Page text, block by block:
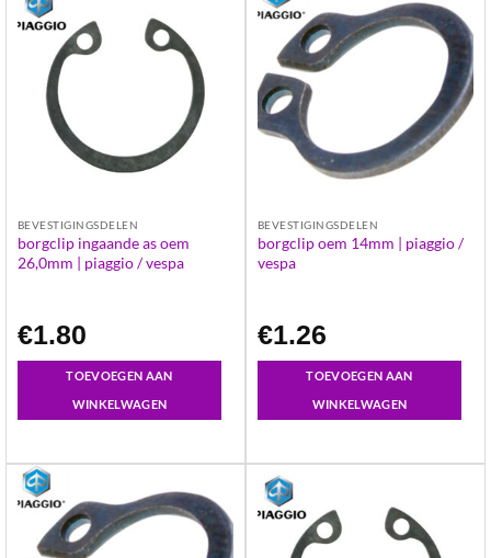
BEVESTIGINGSDELEN
borgclip ingaande as oem
26,0mm | piaggio / vespa
€1.80
TOEVOEGEN AAN
WINKELWAGEN
BEVESTIGINGSDELEN
borgclip oem 14mm | piaggio /
vespa
€1.26
TOEVOEGEN AAN
WINKELWAGEN